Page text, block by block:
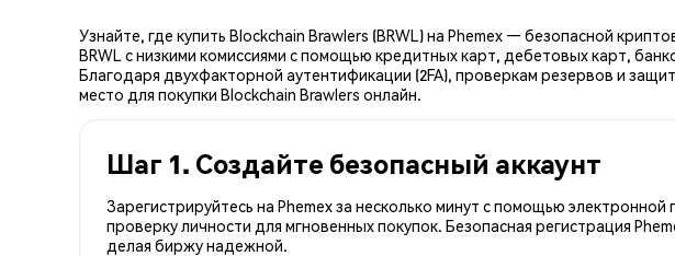
Узнайте, где купить Blockchain Brawlers (BRWL) на Phemex — безопасной
BRWL с низкими комиссиями с помощью кредитных карт, дебетовых карт,
Благодаря двухфакторной аутентификации (2FA), проверкам резервов и
место для покупки Blockchain Brawlers онлайн.
Шаг 1. Создайте безопасный аккаунт
Зарегистрируйтесь на Phemex за несколько минут с помощью
проверку личности для мгновенных покупок. Безопасная регистрация
делая биржу надежной.